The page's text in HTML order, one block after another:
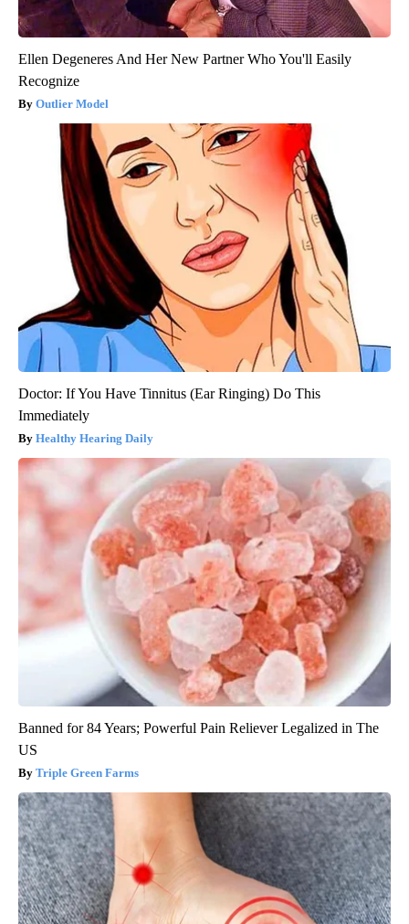
Ellen Degeneres And Her New Partner Who You'll Easily
Recognize
Outlier Model
Doctor: If You Have Tinnitus (Ear Ringing) Do This
Immediately
Healthy Hearing Daily
Banned for 84 Years; Powerful Pain Reliever Legalized in The
US
Triple Green Farms